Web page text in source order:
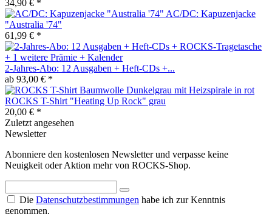
34,90 € *
AC/DC: Kapuzenjacke
"Australia '74"
61,99 € *
2-Jahres-Abo: 12 Ausgaben + Heft-CDs +...
ab 93,00 € *
ROCKS T-Shirt "Heating Up Rock" grau
20,00 € *
Zuletzt angesehen
Newsletter
Abonniere den kostenlosen Newsletter und verpasse keine
Neuigkeit oder Aktion mehr von ROCKS-Shop.
Die Datenschutzbestimmungen habe ich zur Kenntnis
genommen.